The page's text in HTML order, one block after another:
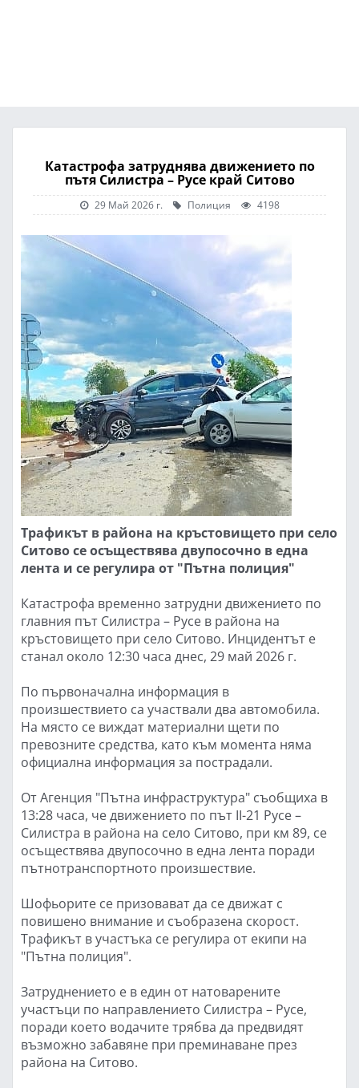
Катастрофа затруднява движението по
пътя Силистра – Русе край Ситово
29 Май 2026 г. Полиция 4198
Трафикът в района на кръстовището при село
Ситово се осъществява двупосочно в една
лента и се регулира от "Пътна полиция"
Катастрофа временно затрудни движението по
главния път Силистра – Русе в района на
кръстовището при село Ситово. Инцидентът е
станал около 12:30 часа днес, 29 май 2026 г.
По първоначална информация в
произшествието са участвали два автомобила.
На място се виждат материални щети по
превозните средства, като към момента няма
официална информация за пострадали.
От Агенция "Пътна инфраструктура" съобщиха в
13:28 часа, че движението по път II-21 Русе –
Силистра в района на село Ситово, при км 89, се
осъществява двупосочно в една лента поради
пътнотранспортното произшествие.
Шофьорите се призовават да се движат с
повишено внимание и съобразена скорост.
Трафикът в участъка се регулира от екипи на
"Пътна полиция".
Затруднението е в един от натоварените
участъци по направлението Силистра – Русе,
поради което водачите трябва да предвидят
възможно забавяне при преминаване през
района на Ситово.